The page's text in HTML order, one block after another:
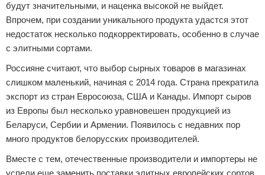
будут значительными, и наценка высокой не выйдет.
Впрочем, при создании уникального продукта удастся этот
недостаток несколько подкорректировать, особенно в случае
с элитными сортами.
Россияне считают, что выбор сырных товаров в магазинах
слишком маленький, начиная с 2014 года. Страна прекратила
экспорт из стран Евросоюза, США и Канады. Импорт сыров
из Европы был несколько уравновешен продукцией из
Беларуси, Сербии и Армении. Появилось с недавних пор
много продуктов белорусских производителей.
Вместе с тем, отечественные производители и импортеры не
успели еще заменить поставки элитных европейских сортов,